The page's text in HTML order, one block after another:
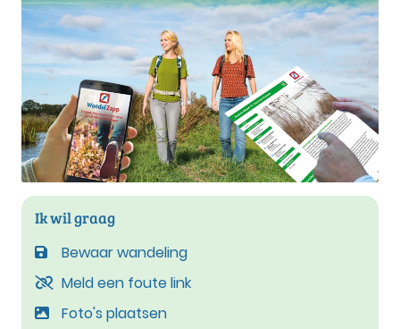
Ik wil graag
Bewaar wandeling
Meld een foute link
Foto's plaatsen